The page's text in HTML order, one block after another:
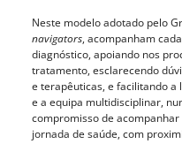
Neste modelo adotado pelo
navigators, acompanham
diagnóstico, apoiando nos
tratamento, esclarecendo
e terapêuticas, e facilitando a
e a equipa multidisciplinar,
compromisso de
jornada de saúde, com